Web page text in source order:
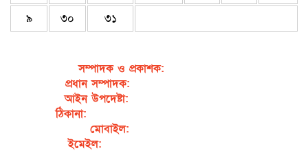
৯
৩০ ৩১
সম্পাদক ও প্রকাশক:জেবুন্নেছা জেসি
প্রধান সম্পাদক:
আইন উপদেষ্টা:এডভোকেট নাসরিন আক্তার
ঠিকানা:গর্জনখোলা, চকবাজার, কুমিল্লা – ৩৫০০
মোবাইল:
ইমেইল:sahabibcomilla@gmail.com